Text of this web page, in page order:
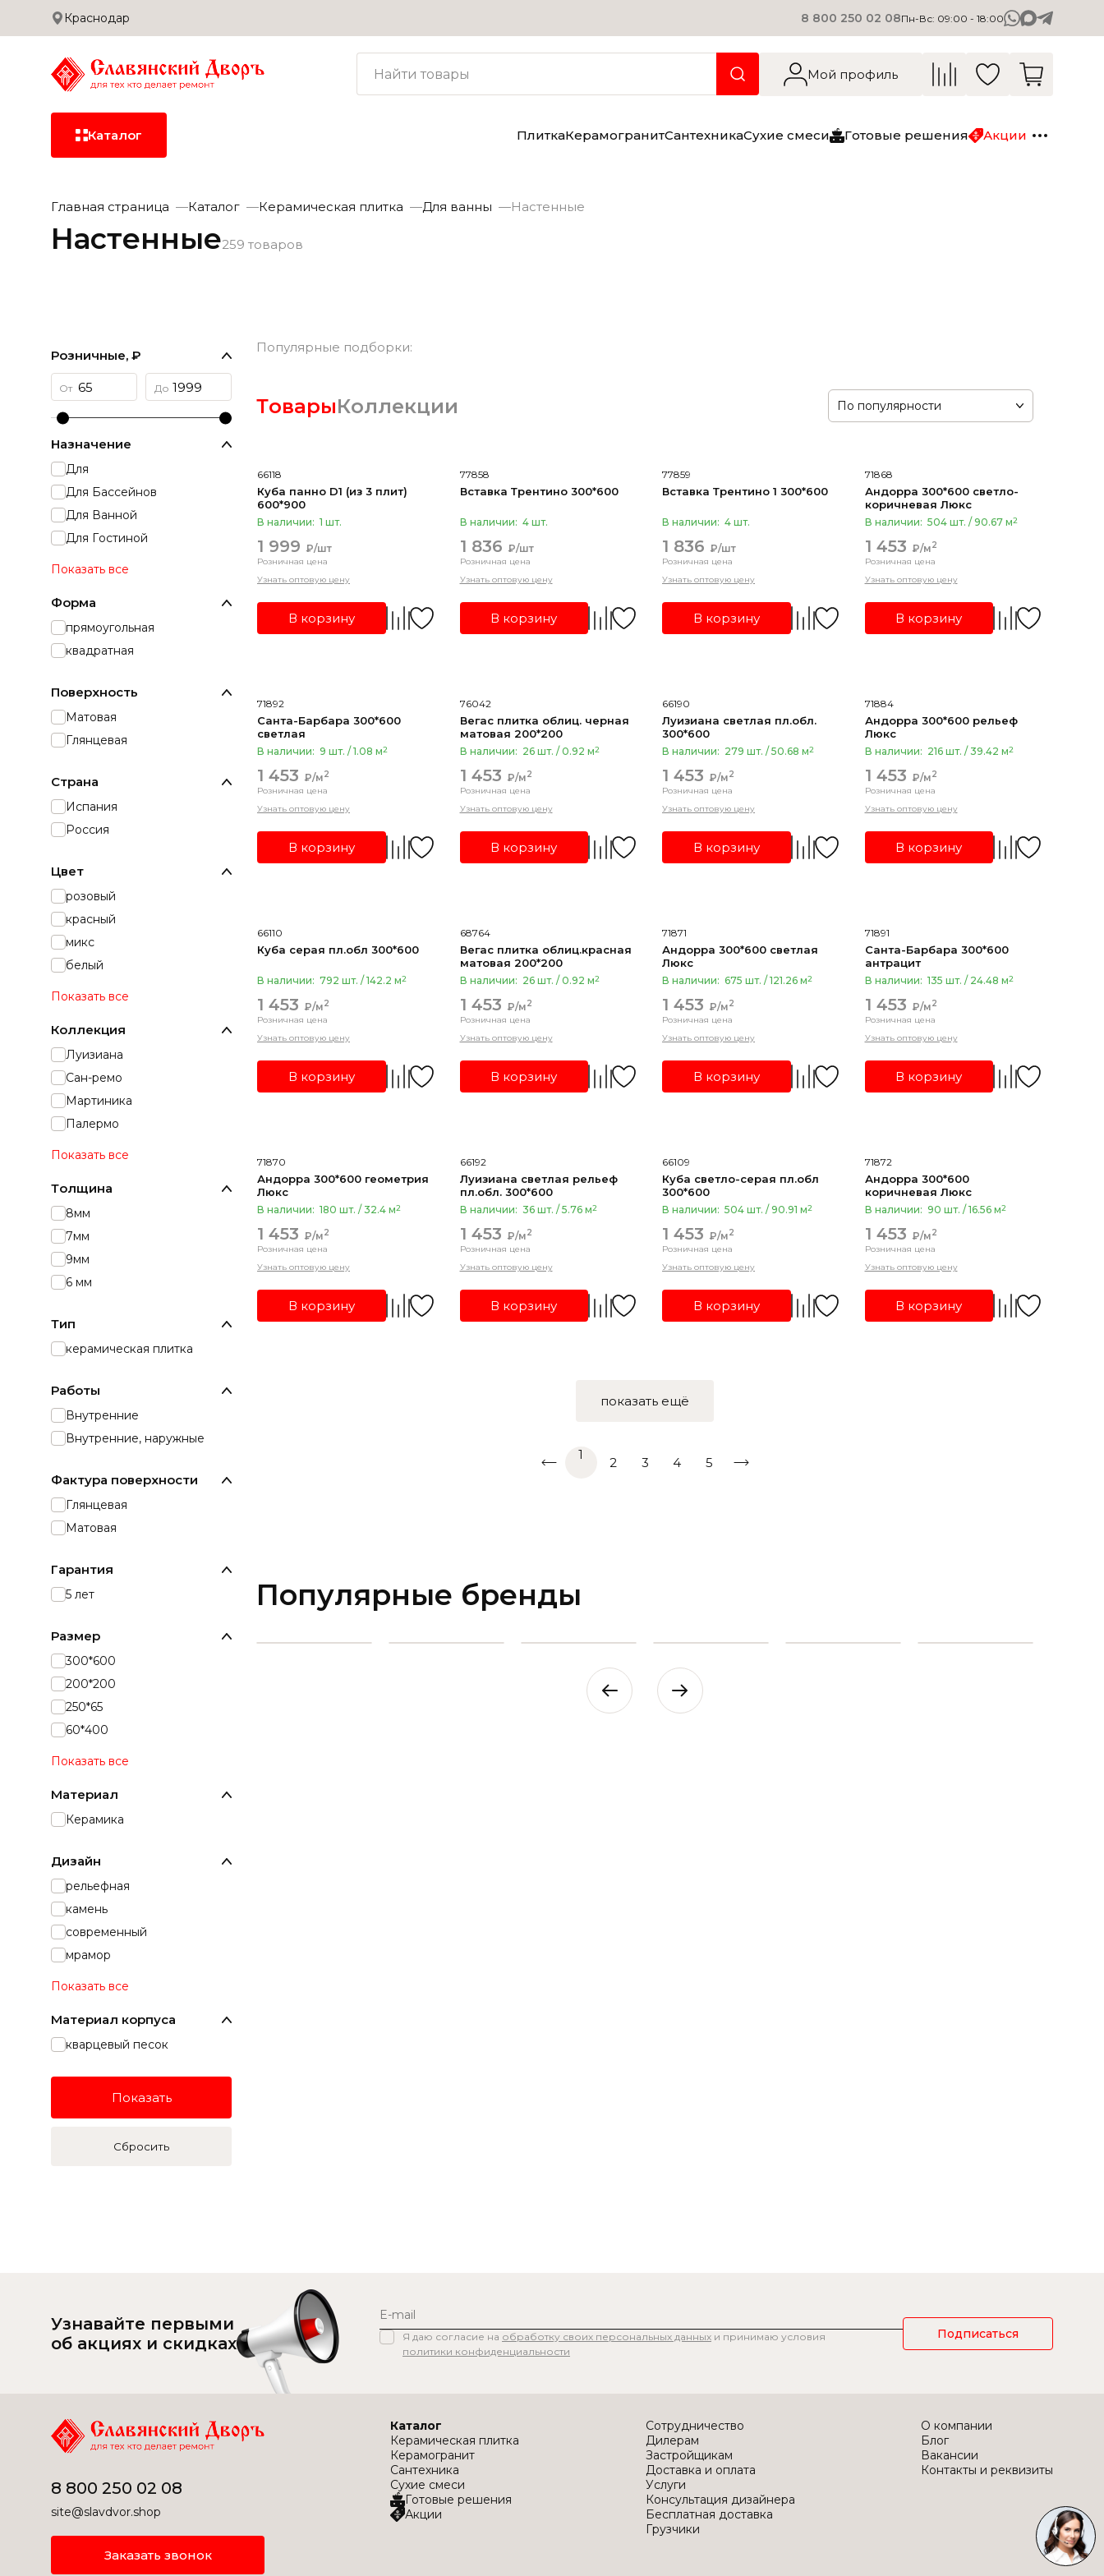
Краснодар 8 800 250 02 08Пн-Вс: 09:00 - 18:00
Мой профиль
Каталог ПлиткаКерамогранитСантехникаСухие смеси Готовые решения Акции
Сотрудничество
Дилерам
Застройщикам
Доставка и оплата
Услуги
Бесплатная доставка
Грузчики
О компании
Вакансии
Блог
Контакты
Керамическая
плитка
Керамогранит
Сухие смеси
Главная страница Каталог Керамическая плитка Для ванны Настенные
Настенные259 товаров
Розничные, ₽
Назначение
Для
Для Бассейнов
Для Ванной
Для Гостиной
Показать все
Форма
прямоугольная
квадратная
Поверхность
Матовая
Глянцевая
Страна
Испания
Россия
Цвет
розовый
красный
микс
белый
Показать все
Коллекция
Луизиана
Сан-ремо
Мартиника
Палермо
Показать все
Толщина
8мм
7мм
9мм
6 мм
Тип
керамическая плитка
Работы
Внутренние
Внутренние, наружные
Фактура поверхности
Глянцевая
Матовая
Гарантия
5 лет
Размер
300*600
200*200
250*65
60*400
Показать все
Материал
Керамика
Дизайн
рельефная
камень
современный
мрамор
Показать все
Материал корпуса
кварцевый песок
Показать
Сбросить
Популярные подборки:
ТоварыКоллекции По популярности
66118
Куба панно D1 (из 3 плит)
600*900
В наличии: 1 шт.
1 999 ₽/шт
Розничная цена
Узнать оптовую цену
В корзину
77858
Вставка Трентино 300*600
В наличии: 4 шт.
1 836 ₽/шт
Розничная цена
Узнать оптовую цену
В корзину
77859
Вставка Трентино 1 300*600
В наличии: 4 шт.
1 836 ₽/шт
Розничная цена
Узнать оптовую цену
В корзину
71868
Андорра 300*600 светло-
коричневая Люкс
В наличии: 504 шт. / 90.67 м2
1 453 ₽/м2
Розничная цена
Узнать оптовую цену
В корзину
71892
Санта-Барбара 300*600
светлая
В наличии: 9 шт. / 1.08 м2
1 453 ₽/м2
Розничная цена
Узнать оптовую цену
В корзину
76042
Вегас плитка облиц. черная
матовая 200*200
В наличии: 26 шт. / 0.92 м2
1 453 ₽/м2
Розничная цена
Узнать оптовую цену
В корзину
66190
Луизиана светлая пл.обл.
300*600
В наличии: 279 шт. / 50.68 м2
1 453 ₽/м2
Розничная цена
Узнать оптовую цену
В корзину
71884
Андорра 300*600 рельеф
Люкс
В наличии: 216 шт. / 39.42 м2
1 453 ₽/м2
Розничная цена
Узнать оптовую цену
В корзину
66110
Куба серая пл.обл 300*600
В наличии: 792 шт. / 142.2 м2
1 453 ₽/м2
Розничная цена
Узнать оптовую цену
В корзину
68764
Вегас плитка облиц.красная
матовая 200*200
В наличии: 26 шт. / 0.92 м2
1 453 ₽/м2
Розничная цена
Узнать оптовую цену
В корзину
71871
Андорра 300*600 светлая
Люкс
В наличии: 675 шт. / 121.26 м2
1 453 ₽/м2
Розничная цена
Узнать оптовую цену
В корзину
71891
Санта-Барбара 300*600
антрацит
В наличии: 135 шт. / 24.48 м2
1 453 ₽/м2
Розничная цена
Узнать оптовую цену
В корзину
71870
Андорра 300*600 геометрия
Люкс
В наличии: 180 шт. / 32.4 м2
1 453 ₽/м2
Розничная цена
Узнать оптовую цену
В корзину
66192
Луизиана светлая рельеф
пл.обл. 300*600
В наличии: 36 шт. / 5.76 м2
1 453 ₽/м2
Розничная цена
Узнать оптовую цену
В корзину
66109
Куба светло-серая пл.обл
300*600
В наличии: 504 шт. / 90.91 м2
1 453 ₽/м2
Розничная цена
Узнать оптовую цену
В корзину
71872
Андорра 300*600
коричневая Люкс
В наличии: 90 шт. / 16.56 м2
1 453 ₽/м2
Розничная цена
Узнать оптовую цену
В корзину
показать ещё
1
2 3 4 5
Популярные бренды
Узнавайте первыми
об акциях и скидках
Я даю согласие на обработку своих персональных данных и принимаю условия
политики конфиденциальности
Подписаться
8 800 250 02 08
site@slavdvor.shop
Заказать звонок
Каталог
Керамическая плитка
Керамогранит
Сантехника
Сухие смеси
Готовые решения
Акции
Сотрудничество
Дилерам
Застройщикам
Доставка и оплата
Услуги
Консультация дизайнера
Бесплатная доставка
Грузчики
О компании
Блог
Вакансии
Контакты и реквизиты